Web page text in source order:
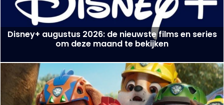
Disney+ augustus 2026: de nieuwste films en series
om deze maand te bekijken